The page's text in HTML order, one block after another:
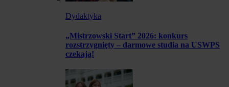
Dydaktyka
„Mistrzowski Start” 2026: konkurs
rozstrzygnięty – darmowe studia na USWPS
czekają!